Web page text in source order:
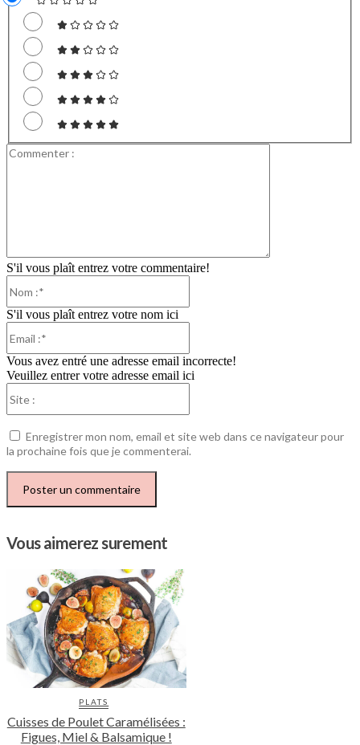
S'il vous plaît entrez votre commentaire!
S'il vous plaît entrez votre nom ici
Vous avez entré une adresse email incorrecte!
Veuillez entrer votre adresse email ici
Enregistrer mon nom, email et site web dans ce navigateur pour
la prochaine fois que je commenterai.
Vous aimerez surement
PLATS
Cuisses de Poulet Caramélisées :
Figues, Miel & Balsamique !